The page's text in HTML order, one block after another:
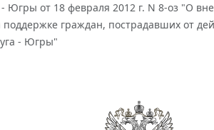
Югры от 18 февраля 2012 г. N 8-оз "О
поддержке граждан, пострадавших от
- Югры"